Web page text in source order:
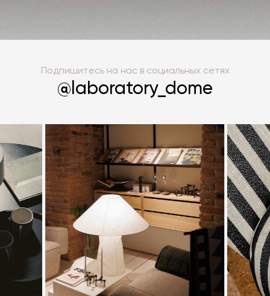
Подпишитесь на нас в социальных сетях
@laboratory_dome